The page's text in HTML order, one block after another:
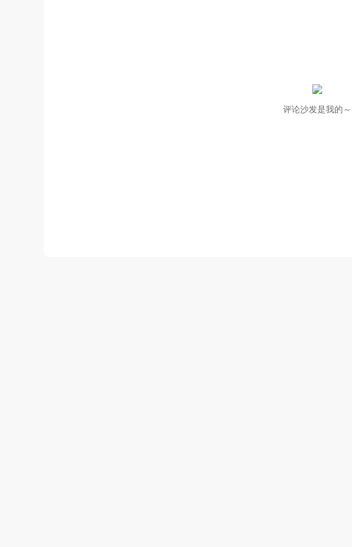
评论沙发是我的～